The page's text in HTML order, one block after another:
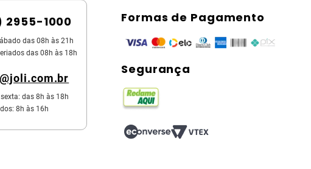
2955-1000
das 08h às 21h
das 08h às 18h
das 8h às 18h
8h às 16h
Formas de Pagamento
Segurança